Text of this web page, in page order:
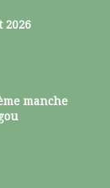
2026
manche